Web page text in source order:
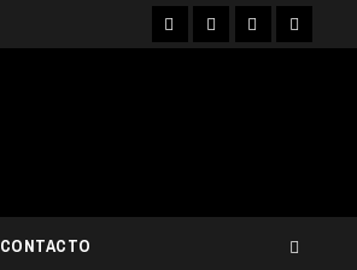
FacebookInstagram
YouTubeTwitter
CONTACTO